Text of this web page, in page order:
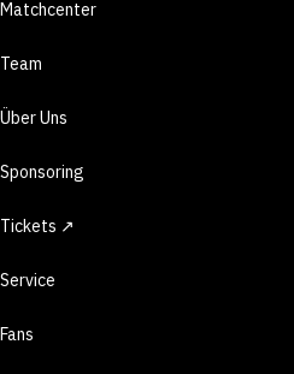
Matchcenter
Team
Über Uns
Sponsoring
Tickets ↗
Service
Fans